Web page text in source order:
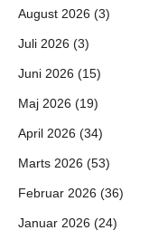
August 2026 (3)
Juli 2026 (3)
Juni 2026 (15)
Maj 2026 (19)
April 2026 (34)
Marts 2026 (53)
Februar 2026 (36)
Januar 2026 (24)